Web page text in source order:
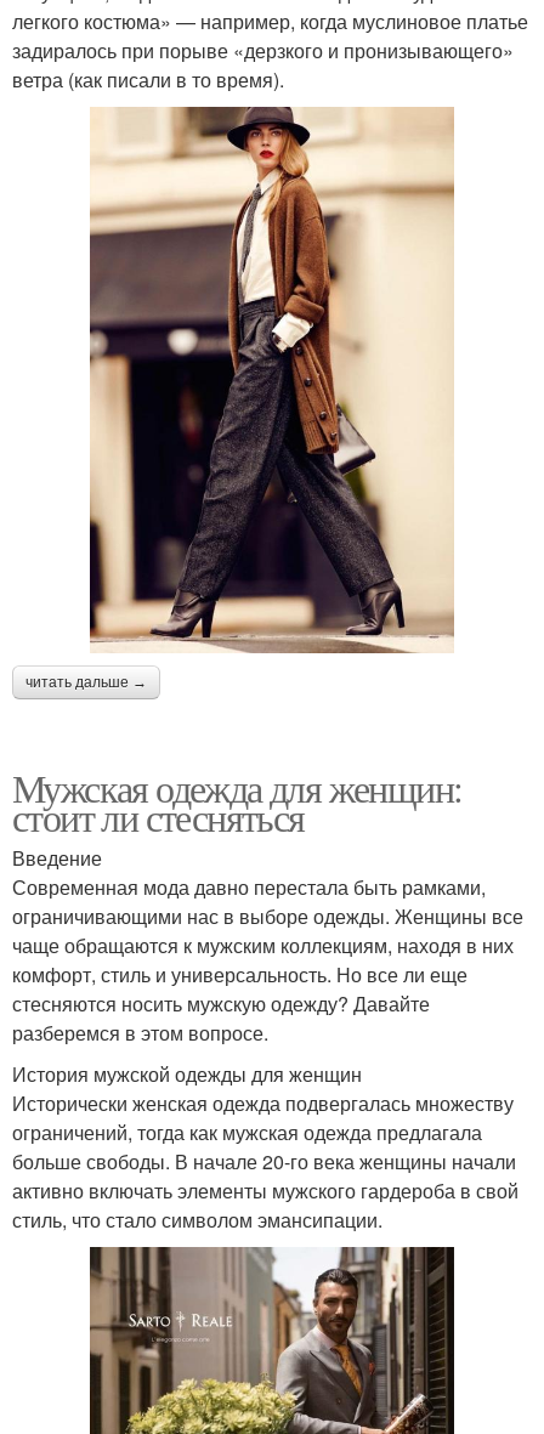
легкого костюма» — например, когда муслиновое платье
задиралось при порыве «дерзкого и пронизывающего»
ветра (как писали в то время).
читать дальше →
Мужская одежда для женщин:
стоит ли стесняться
Введение
Современная мода давно перестала быть рамками,
ограничивающими нас в выборе одежды. Женщины все
чаще обращаются к мужским коллекциям, находя в них
комфорт, стиль и универсальность. Но все ли еще
стесняются носить мужскую одежду? Давайте
разберемся в этом вопросе.
История мужской одежды для женщин
Исторически женская одежда подвергалась множеству
ограничений, тогда как мужская одежда предлагала
больше свободы. В начале 20-го века женщины начали
активно включать элементы мужского гардероба в свой
стиль, что стало символом эмансипации.